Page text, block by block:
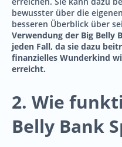
bewusster über die
besseren Überblick über
Verwendung der Big Belly
jeden Fall, da sie dazu
finanzielles Wunderkind
erreicht.
2. Wie
Belly Bank